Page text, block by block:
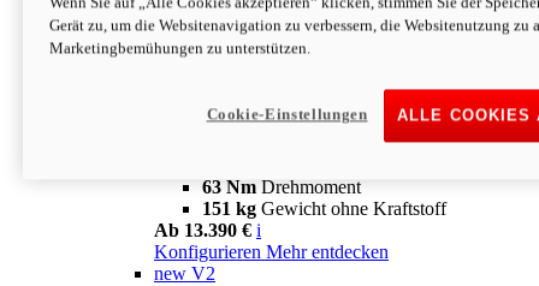
63 NmDrehmoment
151 kgGewicht ohne Kraftstoff
Ab 13.890 € i
63 Nm Drehmoment
151 kg Gewicht ohne Kraftstoff
Ab 13.390 € i
Konfigurieren Mehr entdecken
new V2
Gerät zu, um die Websitenavigation zu verbessern, die Websitenutzung zu
Marketingbemühungen zu unterstützen.
ALLE COOKIES
Cookie-Einstellungen